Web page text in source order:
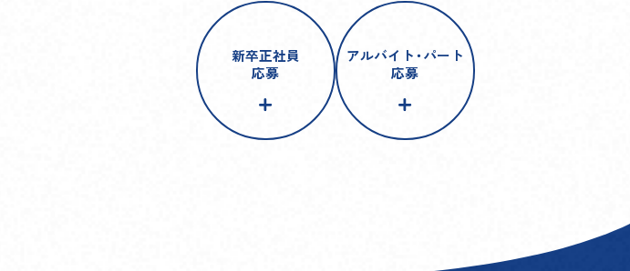
新卒正社員
応募
アルバイト・パート
応募